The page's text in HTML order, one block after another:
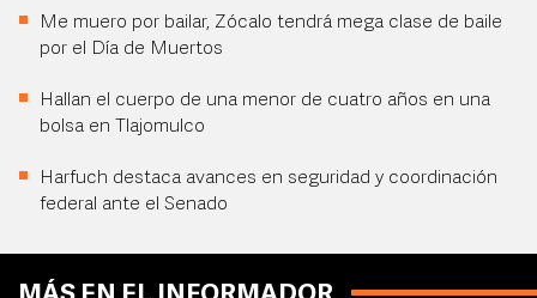
Me muero por bailar, Zócalo tendrá mega clase de baile
por el Día de Muertos
Hallan el cuerpo de una menor de cuatro años en una
bolsa en Tlajomulco
Harfuch destaca avances en seguridad y coordinación
federal ante el Senado